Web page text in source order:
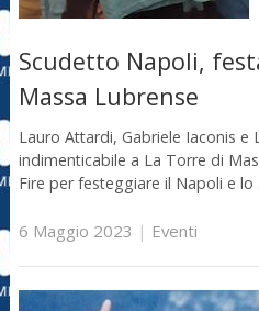
Scudetto Napoli,
Massa Lubrense
Lauro Attardi, Gabriele Iaconis e
indimenticabile a La Torre di
Fire per festeggiare il Napoli e lo
6 Maggio 2023 | Eventi